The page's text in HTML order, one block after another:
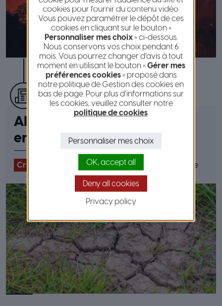
publié le 10 mai 2023
Alerte sécheresse : mesures
en cours
Crises et gestion des risques Eau Sècheresse
cookies pour fournir du contenu vidéo.
Vous pouvez paramétrer le dépôt de ces
cookies en cliquant sur le bouton «
Personnaliser mes choix» ci-dessous.
Nous conservons vos choix pendant 6
mois. Vous pourrez changer d’avis à tout
moment en utilisant le bouton «Gérer mes
préférences cookies» proposé dans
notre politique de Gestion des cookies en
bas de page. Pour plus d’informations sur
les cookies, veuillez consulter notre
politique de cookies.
Personnaliser mes choix
OK, accept all
Deny all cookies
Privacy policy